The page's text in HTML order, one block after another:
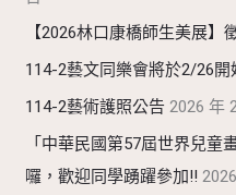
【2026林口康橋師生美展】
114-2藝文同樂會將於2/26開
114-2藝術護照公告 2026 年
「中華民國第57屆世界兒
囉，歡迎同學踴躍參加!!